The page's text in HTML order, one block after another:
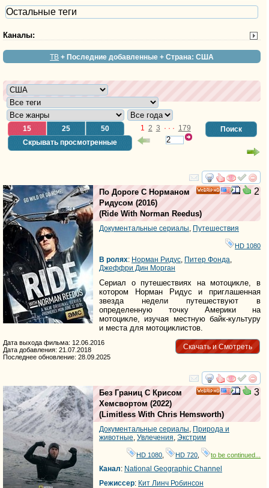
Остальные теги
Каналы:
ТВ + Последние добавленные + Страна: США
Поиск
15 25
50
Скрывать просмотренные
1 2 3 · · · 179
смотреть
2
По Дороге С Норманом
Ридусом (2016)
(Ride With Norman Reedus)
Документальные сериалы, Путешествия
HD 1080
В ролях: Норман Ридус, Питер Фонда,
Джеффри Дин Морган
Сериал о путешествиях на мотоцикле, в
котором Норман Ридус и приглашенная
звезда недели путешествуют в
определенную точку Америки на
мотоцикле, изучая местную байк-культуру
и места для мотоциклистов.
Скачать и Смотреть
Дата выхода фильма: 12.06.2016
Дата добавления: 21.07.2018
Последнее обновление: 28.09.2025
смотреть
3
Без Границ С Крисом
Хемсвортом (2022)
(Limitless With Chris Hemsworth)
Документальные сериалы Природа и
животные Увлечения Экстрим
HD 1080 HD 720 to be continued...
Канал: National Geographic Channel
Режиссер: Кит Линч Робинсон